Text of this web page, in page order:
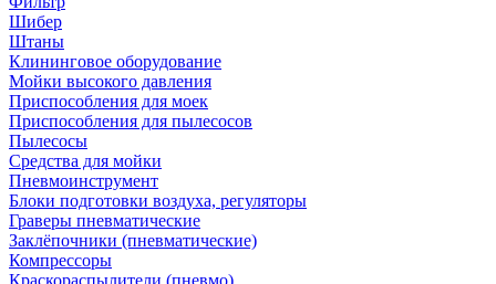
Шибер
Штаны
Клининговое оборудование
Мойки высокого давления
Приспособления для моек
Приспособления для пылесосов
Пылесосы
Средства для мойки
Пневмоинструмент
Блоки подготовки воздуха, регуляторы
Граверы пневматические
Заклёпочники (пневматические)
Компрессоры
Краскораспылители (пневмо)